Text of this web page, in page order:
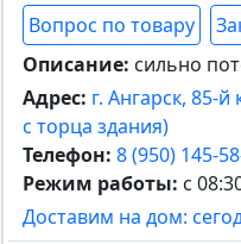
Вопрос по товару
Описание: сильно
Адрес: г. Ангарск, 85-
с торца здания)
Телефон: 8 (950) 145-
Режим работы: с
Доставим на дом: